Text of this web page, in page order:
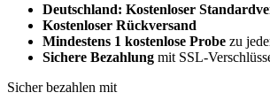
Deutschland: Kostenloser
Kostenloser Rückversand
Mindestens 1 kostenlose Probe zu
Sichere Bezahlung mit SSL-
Sicher bezahlen mit